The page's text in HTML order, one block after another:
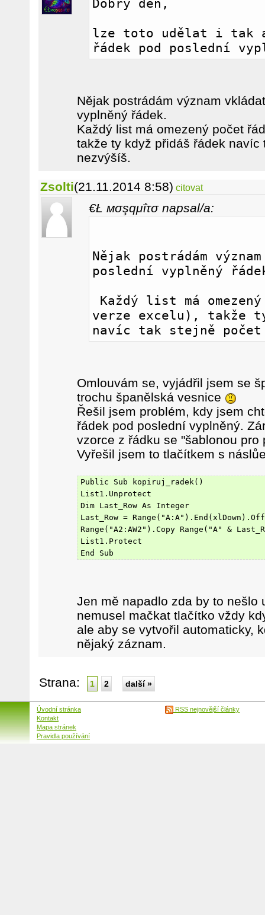
Dobrý den,
lze toto udělat i tak
řádek pod poslední
Nějak postrádám význam
vyplněný řádek.
Každý list má omezený počet
takže ty když přidáš řádek navíc
nezvýšíš.
Zsolti(21.11.2014 8:58) citovat
€Ł мσşqμΐτσ napsal/a:
Nějak postrádám
poslední vyplněný
verze excelu), takže
navíc tak stejně
Omlouvám se, vyjádřil jsem se
trochu španělská vesnice
Řešil jsem problém, kdy jsem
řádek pod poslední vyplněný.
vzorce z řádku se "šablonou pro
Vyřešil jsem to tlačítkem s
Public Sub kopiruj_radek()
List1.Unprotect
Dim Last_Row As Integer
Last_Row =
Range("A2:AW2").Copy Range("A" &
List1.Protect
End Sub
Jen mě napadlo zda by to nešlo
nemusel mačkat tlačítko vždy
ale aby se vytvořil automaticky,
nějaký záznam.
Strana: 1 2 další »
Úvodní stránka
Kontakt
Mapa stránek
Pravidla používání
RSS nejnovější články